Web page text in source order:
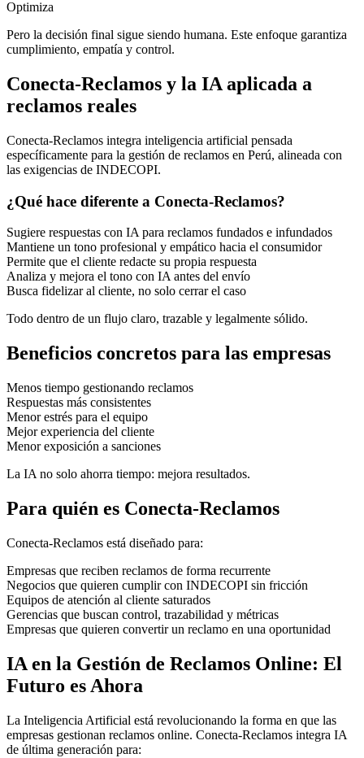
Optimiza
Pero la decisión final sigue siendo humana. Este enfoque garantiza
cumplimiento, empatía y control.
Conecta-Reclamos y la IA aplicada a
reclamos reales
Conecta-Reclamos integra inteligencia artificial pensada
específicamente para la gestión de reclamos en Perú, alineada con
las exigencias de INDECOPI.
¿Qué hace diferente a Conecta-Reclamos?
Sugiere respuestas con IA para reclamos fundados e infundados
Mantiene un tono profesional y empático hacia el consumidor
Permite que el cliente redacte su propia respuesta
Analiza y mejora el tono con IA antes del envío
Busca fidelizar al cliente, no solo cerrar el caso
Todo dentro de un flujo claro, trazable y legalmente sólido.
Beneficios concretos para las empresas
Menos tiempo gestionando reclamos
Respuestas más consistentes
Menor estrés para el equipo
Mejor experiencia del cliente
Menor exposición a sanciones
La IA no solo ahorra tiempo: mejora resultados.
Para quién es Conecta-Reclamos
Conecta-Reclamos está diseñado para:
Empresas que reciben reclamos de forma recurrente
Negocios que quieren cumplir con INDECOPI sin fricción
Equipos de atención al cliente saturados
Gerencias que buscan control, trazabilidad y métricas
Empresas que quieren convertir un reclamo en una oportunidad
IA en la Gestión de Reclamos Online: El
Futuro es Ahora
La Inteligencia Artificial está revolucionando la forma en que las
empresas gestionan reclamos online. Conecta-Reclamos integra IA
de última generación para: